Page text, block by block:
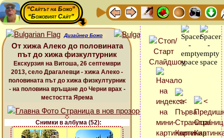
“Сайтът на Божо”
“Божовият Сайт”
Дизайнер Божо
От хижа Алеко до половината
път до хижа физкултурник
Екскурзия на Витоша, 26 септември
2013, село Драгалевци - хижа Алеко -
половината път до хижа физкултурник
- на половина връщане до Черни врах -
местостта Ярема
Снимки в албума (52):